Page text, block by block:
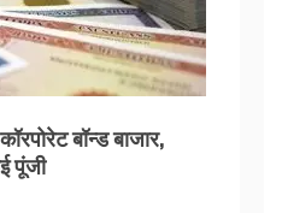
बॉन्ड बाजार,
पूंजी